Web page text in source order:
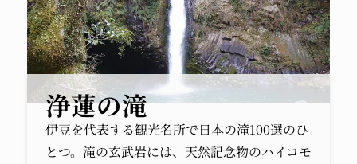
浄蓮の滝
伊豆を代表する観光名所で日本の滝100選のひ
とつ。滝の玄武岩には、天然記念物のハイコモ